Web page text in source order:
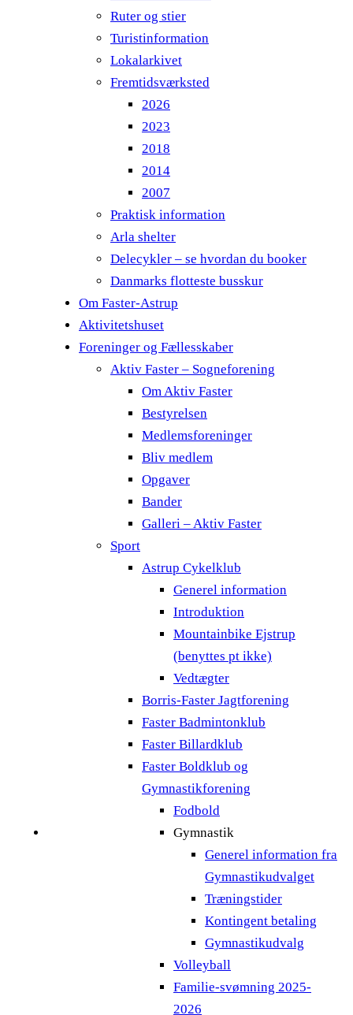
Ruter og stier
Turistinformation
Lokalarkivet
Fremtidsværksted
2026
2023
2018
2014
2007
Praktisk information
Arla shelter
Delecykler – se hvordan du booker
Danmarks flotteste busskur
Om Faster-Astrup
Aktivitetshuset
Foreninger og Fællesskaber
Aktiv Faster – Sogneforening
Om Aktiv Faster
Bestyrelsen
Medlemsforeninger
Bliv medlem
Opgaver
Bander
Galleri – Aktiv Faster
Sport
Astrup Cykelklub
Generel information
Introduktion
Mountainbike Ejstrup
(benyttes pt ikke)
Vedtægter
Borris-Faster Jagtforening
Faster Badmintonklub
Faster Billardklub
Faster Boldklub og
Gymnastikforening
Fodbold
Gymnastik
Generel information fra
Gymnastikudvalget
Træningstider
Kontingent betaling
Gymnastikudvalg
Volleyball
Familie-svømning 2025-
2026